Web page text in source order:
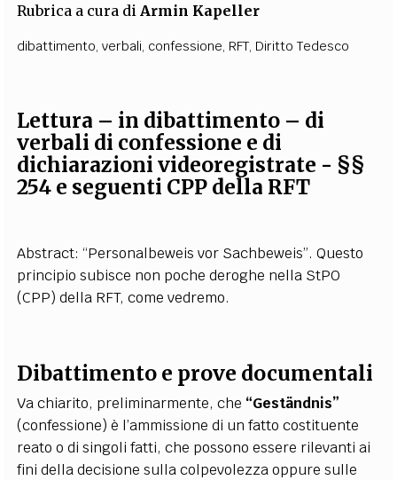
Rubrica a cura di Armin Kapeller
dibattimento,verbali, confessione, RFT, Diritto Tedesco
Lettura – in dibattimento – di
verbali di confessione e di
dichiarazioni videoregistrate - §§
254 e seguenti CPP della RFT
Abstract: “Personalbeweis vor Sachbeweis”. Questo
principio subisce non poche deroghe nella StPO
(CPP) della RFT, come vedremo.
Dibattimento e prove documentali
Va chiarito, preliminarmente, che “Geständnis”
(confessione) è l’ammissione di un fatto costituente
reato o di singoli fatti, che possono essere rilevanti ai
fini della decisione sulla colpevolezza oppure sulle